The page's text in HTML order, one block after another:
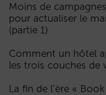
Moins de
pour actualiser le
(partie 1)
Comment un hôtel
les trois couches de
La fin de l’ère «